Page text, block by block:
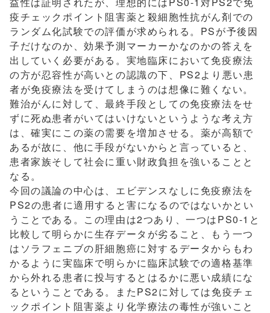
疫チェックポイント阻害薬と殺細胞性抗がん剤での
ランダム化試験での評価が求められる。PSが予後因
子だけなのか、効果予測マーカーかなのかの答えを
出していく必要がある。実地臨床において免疫療法
の方が忍容性が高いとの認識の下、PS2より悪い患
者が免疫療法を受けてしまうのは想像に難くない。
難治がんに対して、最終手段としての免疫療法をせ
ずに死ぬ患者がいてはいけないというような考え方
は、確実にこの薬の需要を増加させる。薬が高額で
あるが故に、他に手段がないからと言っていると、
患者家族そして社会に重い財政負担を強いることと
なる。
今回の議論の中心は、エビデンスなしに免疫療法を
PS2の患者に適用すると害になるのではないかとい
うことである。この理由は2つあり、一つはPS0-1と
比較して明らかに生存データが劣ること、もう一つ
はソラフェニブの肝細胞癌に対するデータからもわ
かるように実臨床で明らかに臨床試験での適格基準
から外れる患者に投与するとはるかに悪い成績にな
るということである。またPS2に対しては免疫チェ
ックポイント阻害薬より化学療法の毒性が強いこと